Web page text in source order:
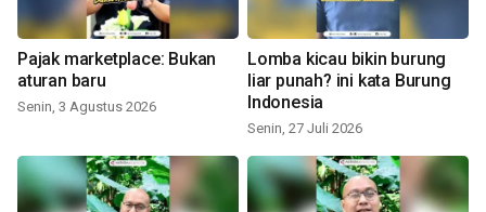
Pajak marketplace: Bukan
aturan baru
Senin, 3 Agustus 2026
Lomba kicau bikin burung
liar punah? ini kata Burung
Indonesia
Senin, 27 Juli 2026